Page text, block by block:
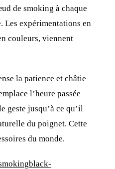
de smoking à chaque
Les expérimentations en
couleurs, viennent
la patience et châtie
l’heure passée
geste jusqu’à ce qu’il
du poignet. Cette
du monde.
black-